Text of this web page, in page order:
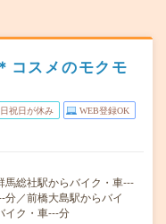
コスメのモクモ
祝日が休み WEB登録OK
馬総社駅からバイク・車---
／前橋大島駅からバイ
イク・車---分